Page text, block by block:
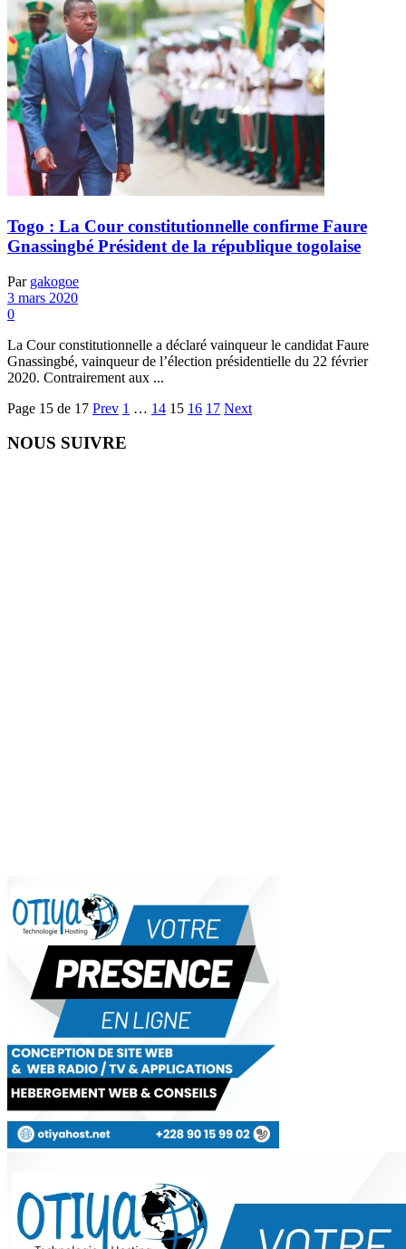
Togo : La Cour constitutionnelle confirme Faure
Gnassingbé Président de la république togolaise
Par gakogoe
3 mars 2020
0
La Cour constitutionnelle a déclaré vainqueur le candidat Faure
Gnassingbé, vainqueur de l’élection présidentielle du 22 février
2020. Contrairement aux ...
Page 15 de 17 Prev 1 … 14 15 16 17 Next
NOUS SUIVRE